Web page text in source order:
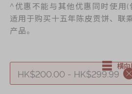
奇华网志
时令食品
奇华LINE
FRIENDS礼
^优惠不能与其他优惠同时使用
适用于购买十五年陈皮贡饼、联
产品。
HK$200.00 - HK$299.99
横